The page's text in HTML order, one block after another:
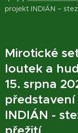
projekt INDIÁN –
Mirotické
loutek a
15. srpna
INDIÁN -